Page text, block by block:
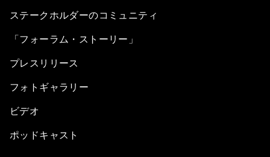
ステークホルダーのコミュニティ
「フォーラム・ストーリー」
プレスリリース
フォトギャラリー
ビデオ
ポッドキャスト